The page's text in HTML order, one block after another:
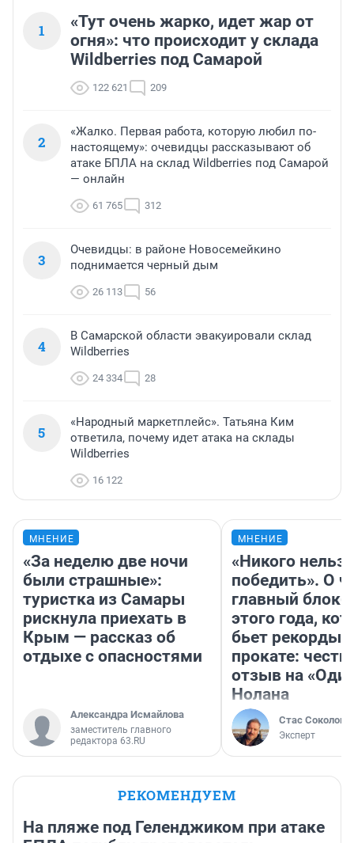
1
«Тут очень жарко, идет жар от
огня»: что происходит у склада
Wildberries под Самарой
122 621 209
2
«Жалко. Первая работа, которую любил по-
настоящему»: очевидцы рассказывают об
атаке БПЛА на склад Wildberries под Самарой
— онлайн
61 765 312
3
Очевидцы: в районе Новосемейкино
поднимается черный дым
26 113 56
4
В Самарской области эвакуировали склад
Wildberries
24 334 28
5
«Народный маркетплейс». Татьяна Ким
ответила, почему идет атака на склады
Wildberries
16 122
МНЕНИЕ
«За неделю две ночи
были страшные»:
туристка из Самары
рискнула приехать в
Крым — рассказ об
отдыхе с опасностями
Александра Исмайлова
заместитель главного
редактора 63.RU
МНЕНИЕ
«Никого нельзя
победить». О
главный
этого года,
бьет рекорды в
прокате:
отзыв на
Нолана
Стас Соколов
Эксперт
РЕКОМЕНДУЕМ
На пляже под Геленджиком при атаке